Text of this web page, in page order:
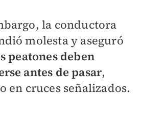
la conductora
molesta y aseguró
peatones deben
antes de pasar,
en cruces señalizados.